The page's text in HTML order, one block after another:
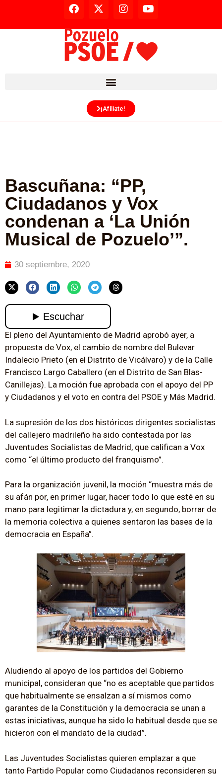
¡Afíliate!
Bascuñana: “PP,
Ciudadanos y Vox
condenan a ‘La Unión
Musical de Pozuelo’”.
30 septiembre, 2020
El pleno del Ayuntamiento de Madrid aprobó ayer, a
propuesta de Vox, el cambio de nombre del Bulevar
Indalecio Prieto (en el Distrito de Vicálvaro) y de la Calle
Francisco Largo Caballero (en el Distrito de San Blas-
Canillejas). La moción fue aprobada con el apoyo del PP
y Ciudadanos y el voto en contra del PSOE y Más Madrid.
La supresión de los dos históricos dirigentes socialistas
del callejero madrileño ha sido contestada por las
Juventudes Socialistas de Madrid, que califican a Vox
como “el último producto del franquismo”.
Para la organización juvenil, la moción “muestra más de
su afán por, en primer lugar, hacer todo lo que esté en su
mano para legitimar la dictadura y, en segundo, borrar de
la memoria colectiva a quienes sentaron las bases de la
democracia en España”.
Aludiendo al apoyo de los partidos del Gobierno
municipal, consideran que “no es aceptable que partidos
que habitualmente se ensalzan a sí mismos como
garantes de la Constitución y la democracia se unan a
estas iniciativas, aunque ha sido lo habitual desde que se
hicieron con el mandato de la ciudad”.
Las Juventudes Socialistas quieren emplazar a que
tanto Partido Popular como Ciudadanos reconsideren su